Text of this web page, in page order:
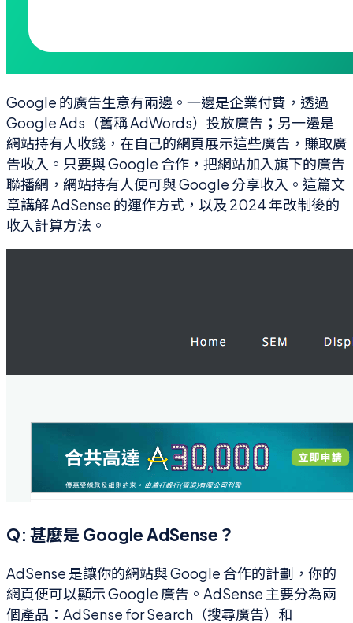
Google 的廣告生意有兩邊。一邊是企業付費，透過
Google Ads（舊稱 AdWords）投放廣告；另一邊是
網站持有人收錢，在自己的網頁展示這些廣告，賺取廣
告收入。只要與 Google 合作，把網站加入旗下的廣告
聯播網，網站持有人便可與 Google 分享收入。這篇文
章講解 AdSense 的運作方式，以及 2024 年改制後的
收入計算方法。
Q: 甚麼是 Google AdSense？
AdSense 是讓你的網站與 Google 合作的計劃，你的
網頁便可以顯示 Google 廣告。AdSense 主要分為兩
個產品：AdSense for Search（搜尋廣告）和